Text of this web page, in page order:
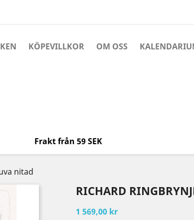
KÖPEVILLKOR OM OSS
Frakt från 59 SEK
nitad
RICHARD
1 569,00 kr